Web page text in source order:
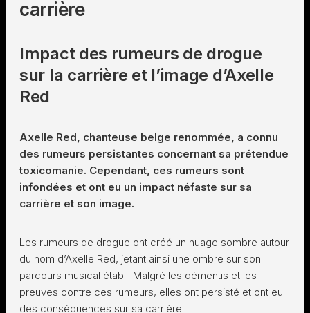
carrière
Impact des rumeurs de drogue
sur la carrière et l’image d’Axelle
Red
Axelle Red, chanteuse belge renommée, a connu
des rumeurs persistantes concernant sa prétendue
toxicomanie. Cependant, ces rumeurs sont
infondées et ont eu un impact néfaste sur sa
carrière et son image.
Les rumeurs de drogue ont créé un nuage sombre autour
du nom d’Axelle Red, jetant ainsi une ombre sur son
parcours musical établi. Malgré les démentis et les
preuves contre ces rumeurs, elles ont persisté et ont eu
des conséquences sur sa carrière.